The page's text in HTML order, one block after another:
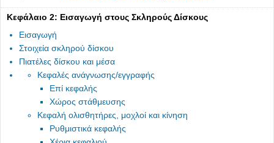
Κεφάλαιο 2: Εισαγωγή στους Σκληρούς Δίσκους
Εισαγωγή
Στοιχεία σκληρού δίσκου
Πιατέλες δίσκου και μέσα
Κεφαλές ανάγνωσης/εγγραφής
Επί κεφαλής
Χώρος στάθμευσης
Κεφαλή ολισθητήρες, μοχλοί και κίνηση
Ρυθμιστικά κεφαλής